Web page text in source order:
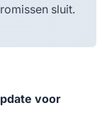
sluit.
voor